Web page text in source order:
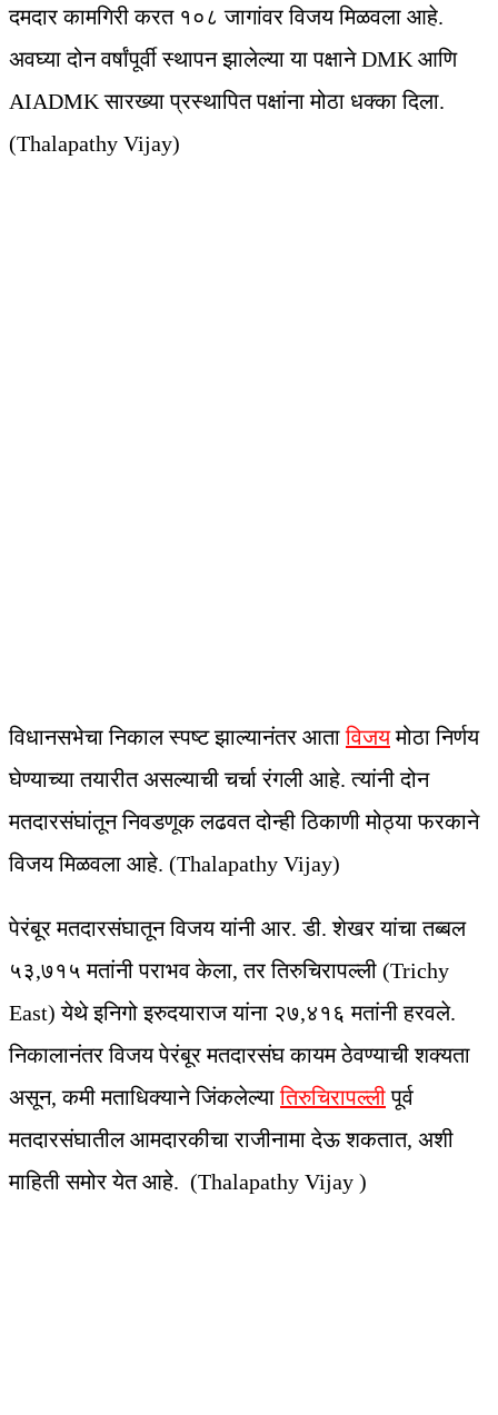
दमदार कामगिरी करत १०८ जागांवर विजय मिळवला आहे.
अवघ्या दोन वर्षांपूर्वी स्थापन झालेल्या या पक्षाने DMK आणि
AIADMK सारख्या प्रस्थापित पक्षांना मोठा धक्का दिला.
(Thalapathy Vijay)
विधानसभेचा निकाल स्पष्ट झाल्यानंतर आताविजयमोठा निर्णय
घेण्याच्या तयारीत असल्याची चर्चा रंगली आहे. त्यांनी दोन
मतदारसंघांतून निवडणूक लढवत दोन्ही ठिकाणी मोठ्या फरकाने
विजय मिळवला आहे. (Thalapathy Vijay)
पेरंबूर मतदारसंघातून विजय यांनी आर. डी. शेखर यांचा तब्बल
५३,७१५ मतांनी पराभव केला, तर तिरुचिरापल्ली (Trichy
East) येथे इनिगो इरुदयाराज यांना २७,४१६ मतांनी हरवले.
निकालानंतर विजय पेरंबूर मतदारसंघ कायम ठेवण्याची शक्यता
असून, कमी मताधिक्याने जिंकलेल्यातिरुचिरापल्लीपूर्व
मतदारसंघातील आमदारकीचा राजीनामा देऊ शकतात, अशी
माहिती समोर येत आहे. (Thalapathy Vijay )